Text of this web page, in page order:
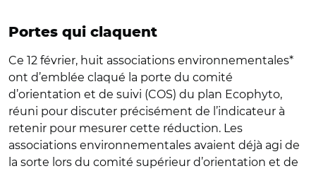
Portes qui claquent
Ce 12 février, huit associations environnementales*
ont d’emblée claqué la porte du comité
d’orientation et de suivi (COS) du plan Ecophyto,
réuni pour discuter précisément de l’indicateur à
retenir pour mesurer cette réduction. Les
associations environnementales avaient déjà agi de
la sorte lors du comité supérieur d’orientation et de